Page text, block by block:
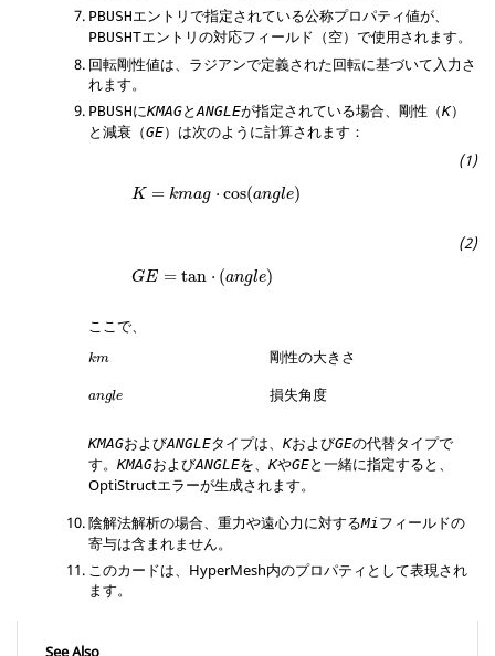
PBUSHエントリで指定されている公称プロパティ値が、
PBUSHTエントリの対応フィールド（空）で使用されます。
回転剛性値は、ラジアンで定義された回転に基づいて入力さ
れます。
PBUSHにKMAGとANGLEが指定されている場合、剛性（K）
と減衰（GE）は次のように計算されます：
K = kmag ⋅ cos(angle)
GE = tan ⋅ (angle)
ここで、
km 剛性の大きさ
angle 損失角度
KMAGおよびANGLEタイプは、 KおよびGEの代替タイプで
す。 KMAGおよびANGLEを、 KやGEと一緒に指定すると、
OptiStructエラーが生成されます。
陰解法解析の場合、重力や遠心力に対するMi フィールドの
寄与は含まれません。
このカードは、 HyperMesh内のプロパティとして表現され
ます。
See Also